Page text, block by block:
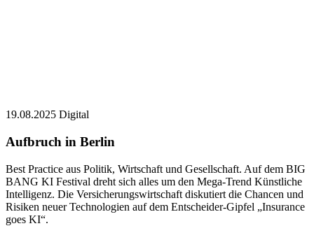
19.08.2025 Digital
Aufbruch in Berlin
Best Practice aus Politik, Wirtschaft und Gesellschaft. Auf dem BIG
BANG KI Festival dreht sich alles um den Mega-Trend Künstliche
Intelligenz. Die Versicherungs­wirtschaft diskutiert die Chancen und
Risiken neuer Technologien auf dem Entscheider-Gipfel „Insurance
goes KI“.